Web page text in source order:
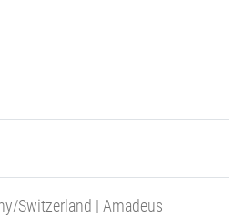
Switzerland | Amadeus